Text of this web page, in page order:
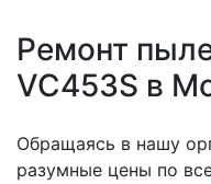
Ремонт
VC453S в
Обращаясь в нашу
разумные цены по